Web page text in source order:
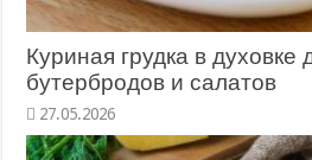
Куриная грудка в духовке
бутербродов и салатов
27.05.2026